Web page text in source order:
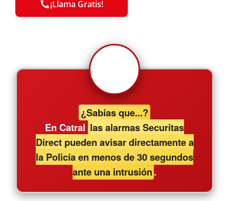
¡Llama Gratis!
¿Sabías que...?
En Catral las alarmas Securitas
Direct pueden avisar directamente a
la Policía en menos de 30 segundos
ante una intrusión.